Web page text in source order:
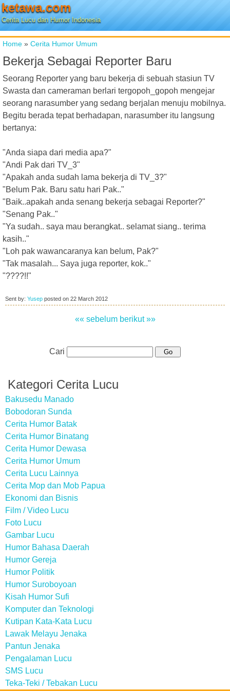
ketawa.com
Cerita Lucu dan Humor Indonesia
Home » Cerita Humor Umum
Bekerja Sebagai Reporter Baru
Seorang Reporter yang baru bekerja di sebuah stasiun TV
Swasta dan cameraman berlari tergopoh_gopoh mengejar
seorang narasumber yang sedang berjalan menuju mobilnya.
Begitu berada tepat berhadapan, narasumber itu langsung
bertanya:
"Anda siapa dari media apa?"
"Andi Pak dari TV_3"
"Apakah anda sudah lama bekerja di TV_3?"
"Belum Pak. Baru satu hari Pak.."
"Baik..apakah anda senang bekerja sebagai Reporter?"
"Senang Pak.."
"Ya sudah.. saya mau berangkat.. selamat siang.. terima
kasih.."
"Loh pak wawancaranya kan belum, Pak?"
"Tak masalah... Saya juga reporter, kok.."
"????!!"
Sent by: Yusep posted on 22 March 2012
«« sebelum berikut »»
Cari
Kategori Cerita Lucu
Bakusedu Manado
Bobodoran Sunda
Cerita Humor Batak
Cerita Humor Binatang
Cerita Humor Dewasa
Cerita Humor Umum
Cerita Lucu Lainnya
Cerita Mop dan Mob Papua
Ekonomi dan Bisnis
Film / Video Lucu
Foto Lucu
Gambar Lucu
Humor Bahasa Daerah
Humor Gereja
Humor Politik
Humor Suroboyoan
Kisah Humor Sufi
Komputer dan Teknologi
Kutipan Kata-Kata Lucu
Lawak Melayu Jenaka
Pantun Jenaka
Pengalaman Lucu
SMS Lucu
Teka-Teki / Tebakan Lucu